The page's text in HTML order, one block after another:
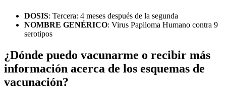
DOSIS: Tercera: 4 meses después de la segunda
NOMBRE GENÉRICO: Virus Papiloma Humano contra 9
serotipos
¿Dónde puedo vacunarme o recibir más
información acerca de los esquemas de
vacunación?